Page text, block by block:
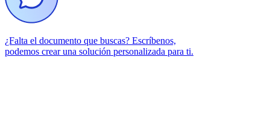
¿Falta el documento que buscas? Escríbenos,
podemos crear una solución personalizada para ti.